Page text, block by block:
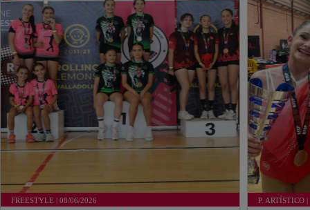
FREESTYLE | 08/06/2026 P. ARTÍSTICO